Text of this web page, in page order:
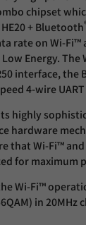
chipset
+ Bluetooth
rate on Wi-Fi™
Low Energy. The
interface, the
4-wire
highly
hardware
that Wi-Fi™
for maximum
Wi-Fi™
in 20MHz